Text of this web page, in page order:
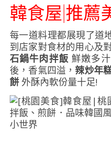
韓食屋|推薦
每一道料理都展現了道
到店家對食材的用心及
石鍋牛肉拌飯 鮮嫩多
後，香氣四溢，辣炒年
餅 外酥內軟份量十足!